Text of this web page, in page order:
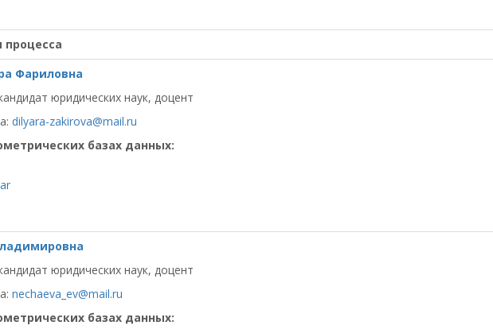
Фариловна
юридических наук, доцент
dilyara-zakirova@mail.ru
базах данных:
юридических наук, доцент
nechaeva_ev@mail.ru
базах данных: